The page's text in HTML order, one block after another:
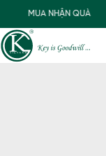
MUA NHẬN QUÀ